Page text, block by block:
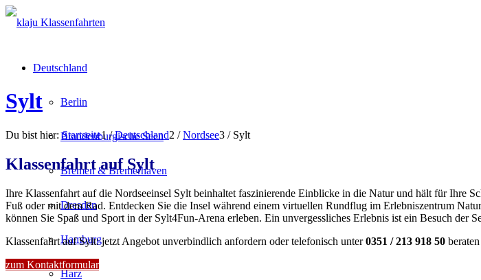
Deutschland
Berlin
Brandenburgische Seen
Bremen & Bremerhaven
Dresden
Hamburg
Harz
Sylt
Du bist hier: Startseite1 / Deutschland2 / Nordsee3 / Sylt
Klassenfahrt auf Sylt
Ihre Klassenfahrt auf die Nordseeinsel Sylt beinhaltet faszinierende Einblicke in die Natur und hält für Ihre
Fuß oder mit dem Rad. Entdecken Sie die Insel während einem virtuellen Rundflug im Erlebniszentrum
können Sie Spaß und Sport in der Sylt4Fun-Arena erleben. Ein unvergessliches Erlebnis ist ein Besuch der
Klassenfahrt auf Sylt: jetzt Angebot unverbindlich anfordern oder telefonisch unter0351 / 213 918 50
zum Kontaktformular